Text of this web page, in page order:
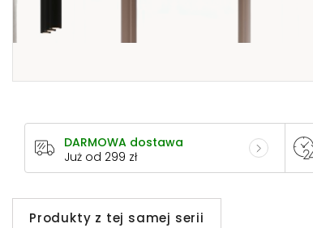
DARMOWA dostawa
Już od 299 zł
Produkty z tej samej serii